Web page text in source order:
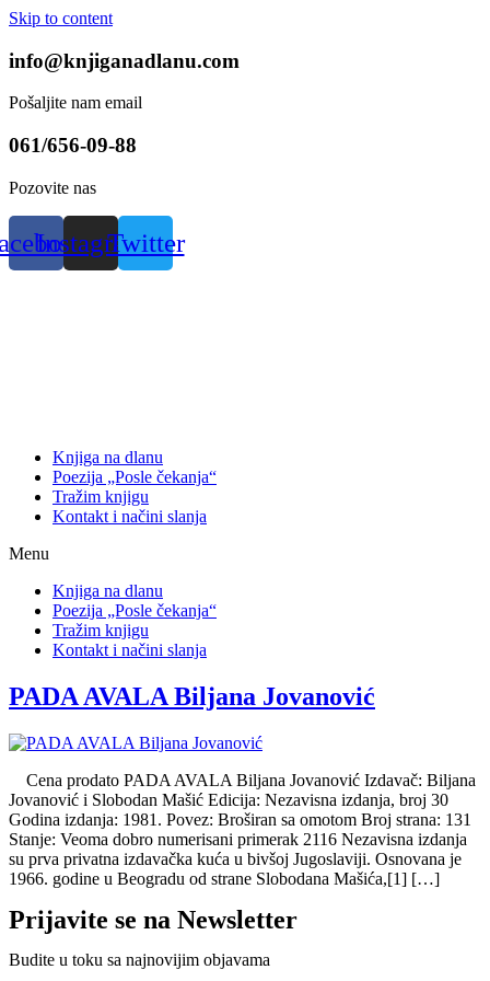
Skip to content
info@knjiganadlanu.com
Pošaljite nam email
061/656-09-88
Pozovite nas
InstagramTwitter
Knjiga na dlanu
Poezija „Posle čekanja“
Tražim knjigu
Kontakt i načini slanja
Menu
Knjiga na dlanu
Poezija „Posle čekanja“
Tražim knjigu
Kontakt i načini slanja
PADA AVALA Biljana Jovanović
Cena prodato PADA AVALA Biljana Jovanović Izdavač: Biljana
Jovanović i Slobodan Mašić Edicija: Nezavisna izdanja, broj 30
Godina izdanja: 1981. Povez: Broširan sa omotom Broj strana: 131
Stanje: Veoma dobro numerisani primerak 2116 Nezavisna izdanja
su prva privatna izdavačka kuća u bivšoj Jugoslaviji. Osnovana je
1966. godine u Beogradu od strane Slobodana Mašića,[1] […]
Prijavite se na Newsletter
Budite u toku sa najnovijim objavama